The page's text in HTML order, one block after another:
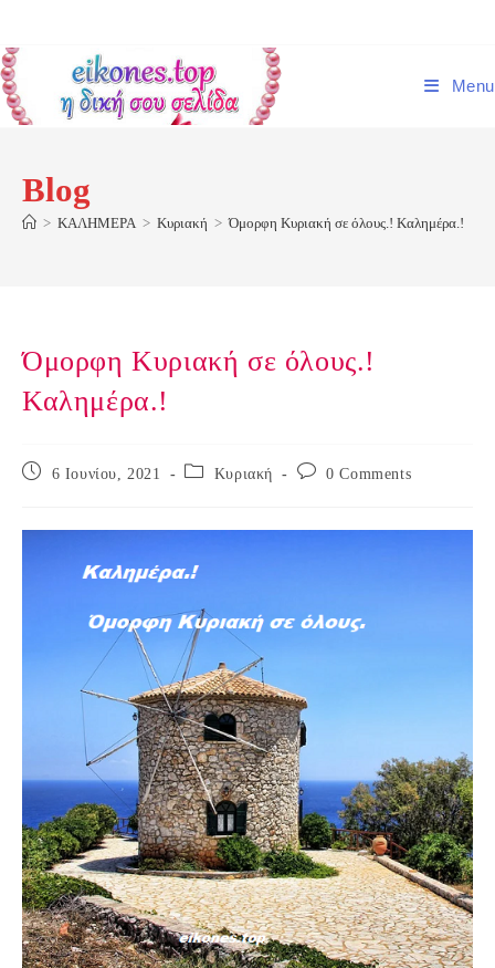
content
Menu
Blog
> ΚΑΛΗΜΕΡΑ > Κυριακή > Όμορφη Κυριακή σε όλους.! Καλημέρα.!
Όμορφη Κυριακή σε όλους.!
Καλημέρα.!
Post
6 Ιουνίου, 2021
Post Κυριακή
Post 0 Comments